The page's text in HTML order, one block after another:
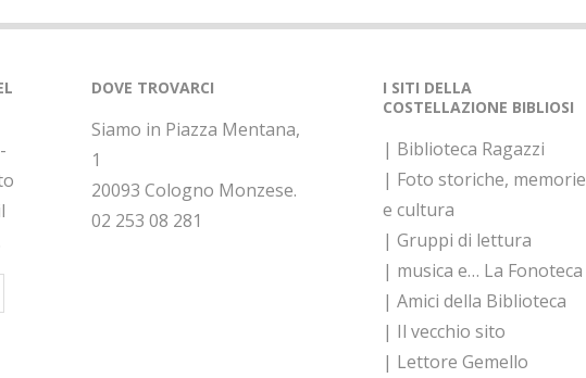
DOVE TROVARCI
Siamo in Piazza Mentana,
1
20093 Cologno Monzese.
02 253 08 281
I SITI DELLA
COSTELLAZIONE BIBLIOSI
| Biblioteca Ragazzi
| Foto storiche, memorie
e cultura
| Gruppi di lettura
| musica e… La Fonoteca
| Amici della Biblioteca
| Il vecchio sito
| Lettore Gemello